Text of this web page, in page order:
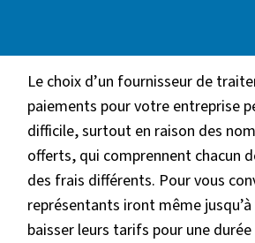
Le choix d’un fournisseur de
paiements pour votre entreprise
difficile, surtout en raison des
offerts, qui comprennent chacun
des frais différents. Pour vous
représentants iront même
baisser leurs tarifs pour une